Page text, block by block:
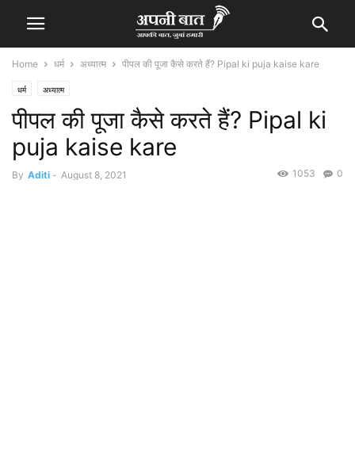
Home धर्म अध्यात्म पीपल की पूजा कैसे करते हैं? Pipal ki puja kaise kare
धर्म अध्यात्म
पीपल की पूजा कैसे करते हैं? Pipal ki
puja kaise kare
By Aditi - August 8, 2021 0
1053